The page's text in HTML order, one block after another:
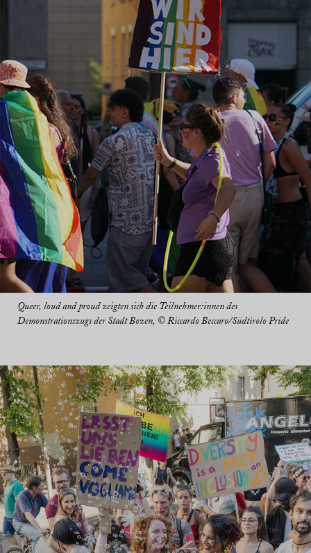
Queer, loud and proud zeigten sich die Teilnehmer:innen des
Demonstrationszugs der Stadt Bozen, © Riccardo Beccaro/Südtirolo Pride